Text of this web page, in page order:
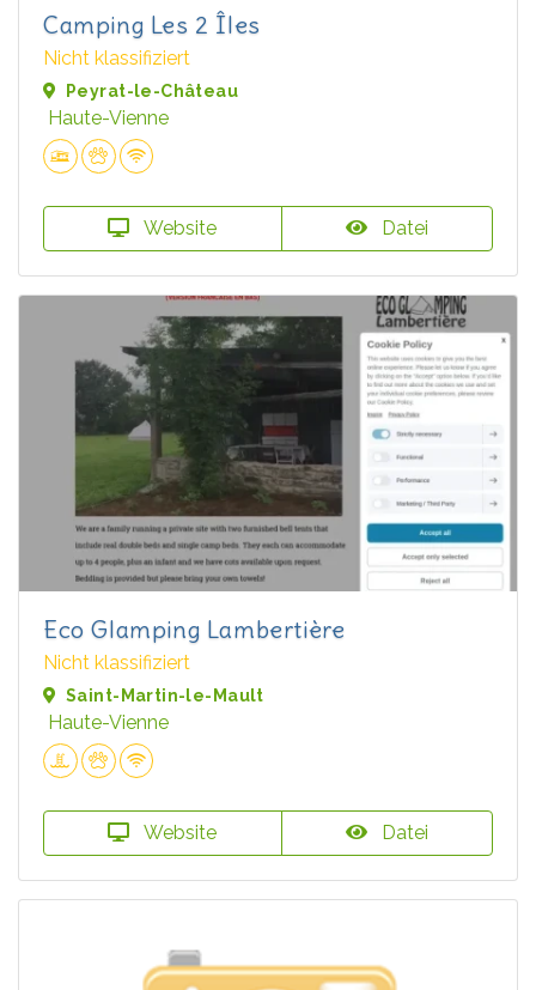
Camping Les 2 Îles
Nicht klassifiziert
Peyrat-le-Château
Haute-Vienne
Website Datei
Eco Glamping Lambertière
Nicht klassifiziert
Saint-Martin-le-Mault
Haute-Vienne
Website Datei